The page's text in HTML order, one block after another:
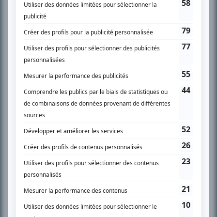
SUR LE RÉSEAU BIZZ MÉDIA
PLAN DU SITE
Accueil
Liste des oeuvres
Recherche avancée
À propos
Nous contacter
Termes et conditions
Politique de confidentialité
Gestion du consentement